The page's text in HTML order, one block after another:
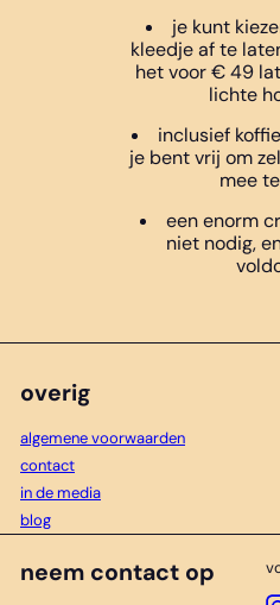
je kunt
kleedje af te
het voor € 49
lichte
inclusief
je bent vrij om
mee
een enorm
niet nodig,
overig
algemene voorwaarden
contact
in de media
blog
neem contact op